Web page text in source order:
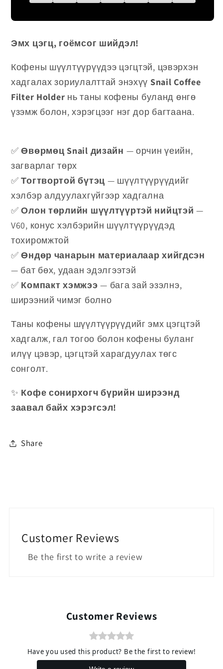
Эмх цэгц, гоёмсог шийдэл!
Кофены шүүлтүүрүүдээ цэгцтэй, цэвэрхэн
хадгалах зориулалттай энэхүү Snail Coffee
Filter Holder нь таны кофены буланд өнгө
үзэмж болон, хэрэгцээг нэг дор багтаана.
✅Өвөрмөц Snail дизайн — орчин үеийн,
загварлаг төрх
✅Тогтвортой бүтэц — шүүлтүүрүүдийг
хэлбэр алдуулахгүйгээр хадгална
✅Олон төрлийн шүүлтүүртэй нийцтэй —
V60, конус хэлбэрийн шүүлтүүрүүдэд
тохиромжтой
✅Өндөр чанарын материалаар хийгдсэн
— бат бөх, удаан эдэлгээтэй
✅ Компакт хэмжээ — бага зай эзэлнэ,
ширээний чимэг болно
Таны кофены шүүлтүүрүүдийг эмх цэгцтэй
хадгалж, гал тогоо болон кофены буланг
илүү цэвэр, цэгцтэй харагдуулах төгс
сонголт.
✨ Кофе сонирхогч бүрийн ширээнд
заавал байх хэрэгсэл!
Share
Customer Reviews
Be the first to write a review
Customer Reviews
Have you used this product? Be the first to review!